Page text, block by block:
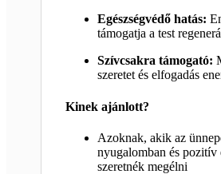
Egészségvédő hatás:
támogatja a test
Szívcsakra támogató:
szeretet és elfogadás
Kinek ajánlott?
Azoknak, akik az
nyugalomban és pozitív
szeretnék megélni